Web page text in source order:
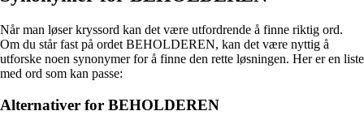
Når man løser kryssord kan det være utfordrende å finne riktig ord.
Om du står fast på ordet BEHOLDEREN, kan det være nyttig å
utforske noen synonymer for å finne den rette løsningen. Her er en liste
med ord som kan passe:
Alternativer for BEHOLDEREN